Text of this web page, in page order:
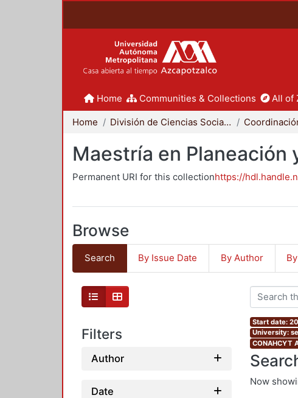
Home Communities & Collections All of
Home División de Ciencias Sociales y Humanidades
Maestría en
Permanent URI for this collectionhttps://
Browse
Search By Issue Date By Author
Filters
Author
Date
Start date:
University:
CONAHCYT
Now